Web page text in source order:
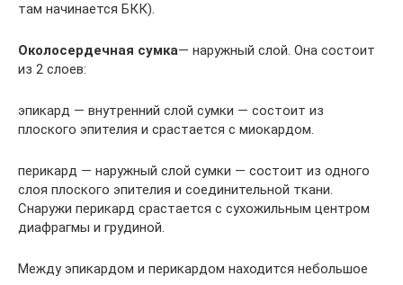
там начинается БКК).
Околосердечная сумка— наружный слой. Она состоит
из 2 слоев:
эпикард — внутренний слой сумки — состоит из
плоского эпителия и срастается с миокардом.
перикард — наружный слой сумки — состоит из одного
слоя плоского эпителия и соединительной ткани.
Снаружи перикард срастается с сухожильным центром
диафрагмы и грудиной.
Между эпикардом и перикардом находится небольшое